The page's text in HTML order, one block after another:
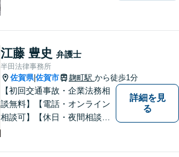
用】証拠集めから手厚くサポ
ート。企業からのご相談も承
ります【交通事故】弁護士費
用特約の利用可【夜間・休日
面談可】
江藤 豊史 弁護士
半田法律事務所
佐賀県|佐賀市 麹町駅 から徒歩1分
【初回交通事故・企業法務相
談無料】【電話・オンライン
相談可】【休日・夜間相談
詳細を見
る